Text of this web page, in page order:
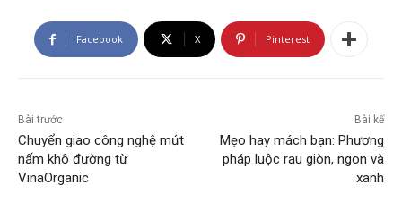
Facebook X Pinterest
Bài trước
Chuyển giao công nghệ mứt
nấm khô đường từ
VinaOrganic
Bài kế
Mẹo hay mách bạn: Phương
pháp luộc rau giòn, ngon và
xanh